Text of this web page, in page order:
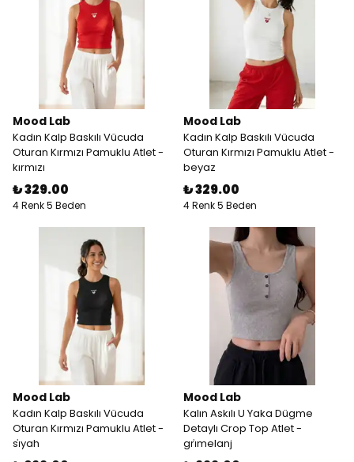
Mood Lab
Kadın Kalp Baskılı Vücuda
Oturan Kırmızı Pamuklu Atlet -
kırmızı
₺ 329.00
4 Renk 5 Beden
Mood Lab
Kadın Kalp Baskılı Vücuda
Oturan Kırmızı Pamuklu Atlet -
beyaz
₺ 329.00
4 Renk 5 Beden
Mood Lab
Kadın Kalp Baskılı Vücuda
Oturan Kırmızı Pamuklu Atlet -
si̇yah
Mood Lab
Kalın Askılı U Yaka Dügme
Detaylı Crop Top Atlet -
gri̇melanj